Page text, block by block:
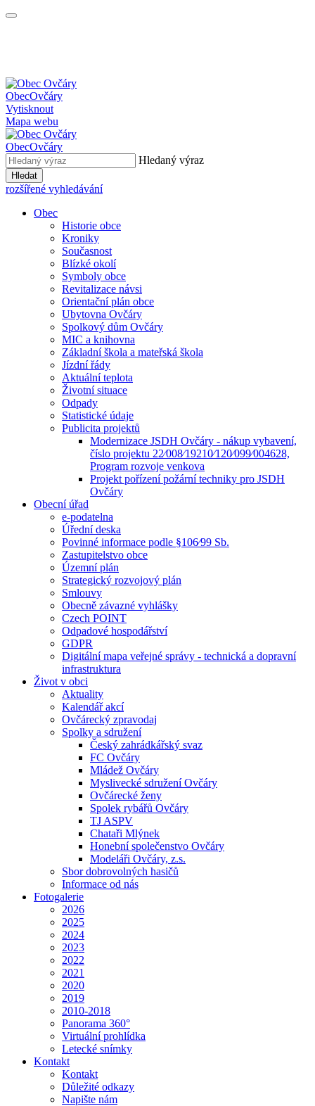
ObecOvčáry
Vytisknout
Mapa webu
ObecOvčáry
Hledaný výraz
Hledat
rozšířené vyhledávání
Obec
Historie obce
Kroniky
Současnost
Blízké okolí
Symboly obce
Revitalizace návsi
Orientační plán obce
Ubytovna Ovčáry
Spolkový dům Ovčáry
MIC a knihovna
Základní škola a mateřská škola
Jízdní řády
Aktuální teplota
Životní situace
Odpady
Statistické údaje
Publicita projektů
Modernizace JSDH Ovčáry - nákup vybavení,
číslo projektu 22⁄008⁄19210⁄120⁄099⁄004628,
Program rozvoje venkova
Projekt pořízení požární techniky pro JSDH
Ovčáry
Obecní úřad
e-podatelna
Úřední deska
Povinné informace podle §106⁄99 Sb.
Zastupitelstvo obce
Územní plán
Strategický rozvojový plán
Smlouvy
Obecně závazné vyhlášky
Czech POINT
Odpadové hospodářství
GDPR
Digitální mapa veřejné správy - technická a dopravní
infrastruktura
Život v obci
Aktuality
Kalendář akcí
Ovčárecký zpravodaj
Spolky a sdružení
Český zahrádkářský svaz
FC Ovčáry
Mládež Ovčáry
Myslivecké sdružení Ovčáry
Ovčárecké ženy
Spolek rybářů Ovčáry
TJ ASPV
Chataři Mlýnek
Honební společenstvo Ovčáry
Modeláři Ovčáry, z.s.
Sbor dobrovolných hasičů
Informace od nás
Fotogalerie
2026
2025
2024
2023
2022
2021
2020
2019
2010-2018
Panorama 360°
Virtuální prohlídka
Letecké snímky
Kontakt
Kontakt
Důležité odkazy
Napište nám